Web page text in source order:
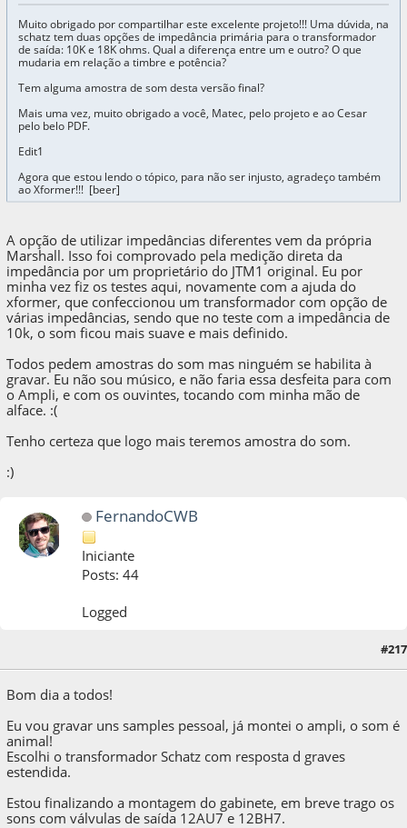
Muito obrigado por compartilhar este excelente projeto!!! Uma dúvida, na
schatz tem duas opções de impedância primária para o transformador
de saída: 10K e 18K ohms. Qual a diferença entre um e outro? O que
mudaria em relação a timbre e potência?
Tem alguma amostra de som desta versão final?
Mais uma vez, muito obrigado a você, Matec, pelo projeto e ao Cesar
pelo belo PDF.
Edit1
Agora que estou lendo o tópico, para não ser injusto, agradeço também
ao Xformer!!! [beer]
A opção de utilizar impedâncias diferentes vem da própria
Marshall. Isso foi comprovado pela medição direta da
impedância por um proprietário do JTM1 original. Eu por
minha vez fiz os testes aqui, novamente com a ajuda do
xformer, que confeccionou um transformador com opção de
várias impedâncias, sendo que no teste com a impedância de
10k, o som ficou mais suave e mais definido.
Todos pedem amostras do som mas ninguém se habilita à
gravar. Eu não sou músico, e não faria essa desfeita para com
o Ampli, e com os ouvintes, tocando com minha mão de
alface. :(
Tenho certeza que logo mais teremos amostra do som.
:)
FernandoCWB
Iniciante
Posts: 44
Logged
#217
Bom dia a todos!
Eu vou gravar uns samples pessoal, já montei o ampli, o som é
animal!
Escolhi o transformador Schatz com resposta d graves
estendida.
Estou finalizando a montagem do gabinete, em breve trago os
sons com válvulas de saída 12AU7 e 12BH7.